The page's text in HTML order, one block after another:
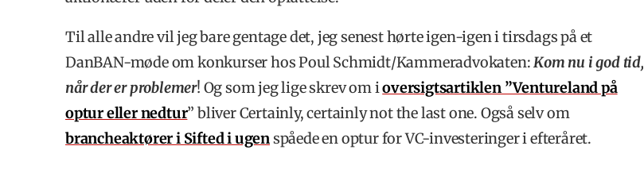
Til alle andre vil jeg bare gentage det, jeg senest hørte igen-igen i tirsdags på et
DanBAN-møde om konkurser hos Poul Schmidt/Kammeradvokaten: Kom nu i god tid,
når der er problemer! Og som jeg lige skrev om ioversigtsartiklen ”Ventureland på
optur eller nedtur” bliver Certainly, certainly not the last one. Også selv om
brancheaktører i Sifted i ugenspåede en optur for VC-investeringer i efteråret.